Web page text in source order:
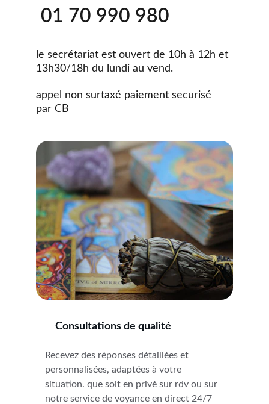
Consultations de qualité
Recevez des réponses détaillées et
personnalisées, adaptées à votre
situation. que soit en privé sur rdv ou sur
notre service de voyance en direct 24/7
01 70 990 980
le secrétariat est ouvert de 10h à 12h et
13h30/18h du lundi au vend.
appel non surtaxé paiement securisé
par CB